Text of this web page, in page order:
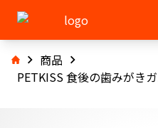
商品
PETKISS 食後の歯みがき